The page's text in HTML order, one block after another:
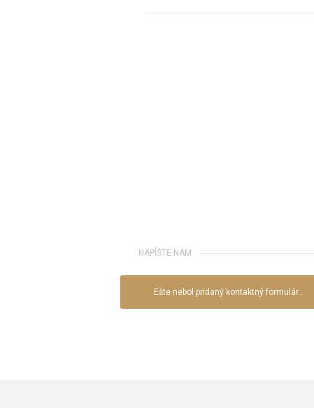
NAPÍŠTE NÁM
Ešte nebol pridaný kontaktný formulár...